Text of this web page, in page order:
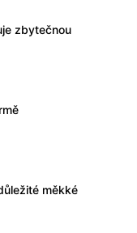
zbytečnou
měkké